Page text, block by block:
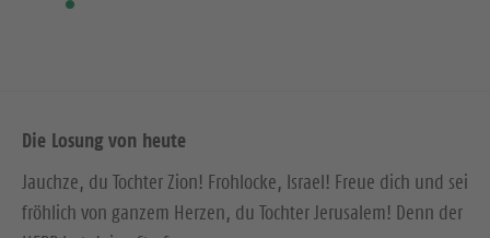
Die Losung von heute
Jauchze, du Tochter Zion! Frohlocke, Israel! Freue dich und sei
fröhlich von ganzem Herzen, du Tochter Jerusalem! Denn der